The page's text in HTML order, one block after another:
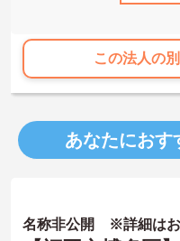
この法人の
あなたにおす
名称非公開 ※詳細はお